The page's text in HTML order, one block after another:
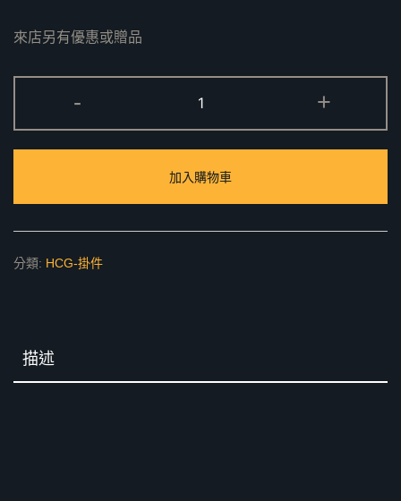
來店另有優惠或贈品
-
扁
型
桿
數
量
+
加入購物車
分類: HCG-掛件
描述